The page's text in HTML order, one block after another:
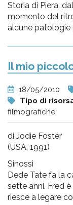
Storia di Piera,
momento del
alcune patologie
Il mio
18/05/2010
Tipo di
filmografiche
di Jodie Foster
(USA, 1991)
Sinossi
Dede Tate fa la
sette anni. Fred
riesce a legare